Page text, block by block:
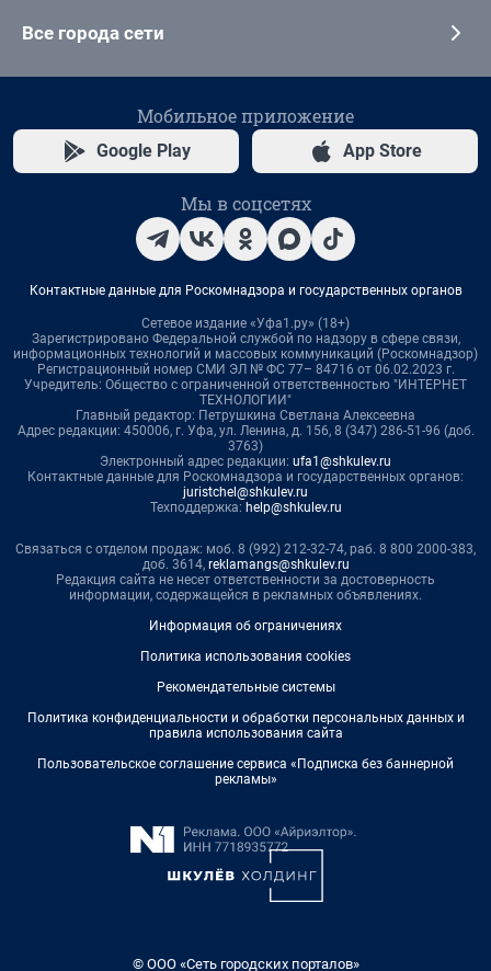
Все города сети
Мобильное приложение
Google Play App Store
Мы в соцсетях
Контактные данные для Роскомнадзора и государственных органов
Сетевое издание «Уфа1.ру» (18+)
Зарегистрировано Федеральной службой по надзору в сфере связи,
информационных технологий и массовых коммуникаций (Роскомнадзор)
Регистрационный номер СМИ ЭЛ № ФС 77– 84716 от 06.02.2023 г.
Учредитель: Общество с ограниченной ответственностью "ИНТЕРНЕТ
ТЕХНОЛОГИИ"
Главный редактор: Петрушкина Светлана Алексеевна
Адрес редакции: 450006, г. Уфа, ул. Ленина, д. 156, 8 (347) 286-51-96 (доб.
3763)
Электронный адрес редакции: ufa1@shkulev.ru
Контактные данные для Роскомнадзора и государственных органов:
juristchel@shkulev.ru
Техподдержка: help@shkulev.ru
Связаться с отделом продаж: моб. 8 (992) 212-32-74, раб. 8 800 2000-383,
доб. 3614, reklamangs@shkulev.ru
Редакция сайта не несет ответственности за достоверность
информации, содержащейся в рекламных объявлениях.
Информация об ограничениях
Политика использования cookies
Рекомендательные системы
Политика конфиденциальности и обработки персональных данных и
правила использования сайта
Пользовательское соглашение сервиса «Подписка без баннерной
рекламы»
© ООО «Сеть городских порталов»